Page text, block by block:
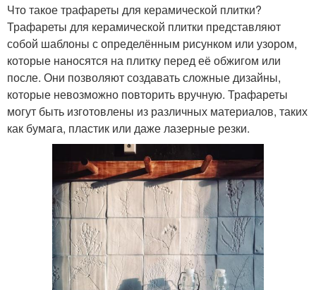
Что такое трафареты для керамической плитки?
Трафареты для керамической плитки представляют
собой шаблоны с определённым рисунком или узором,
которые наносятся на плитку перед её обжигом или
после. Они позволяют создавать сложные дизайны,
которые невозможно повторить вручную. Трафареты
могут быть изготовлены из различных материалов, таких
как бумага, пластик или даже лазерные резки.